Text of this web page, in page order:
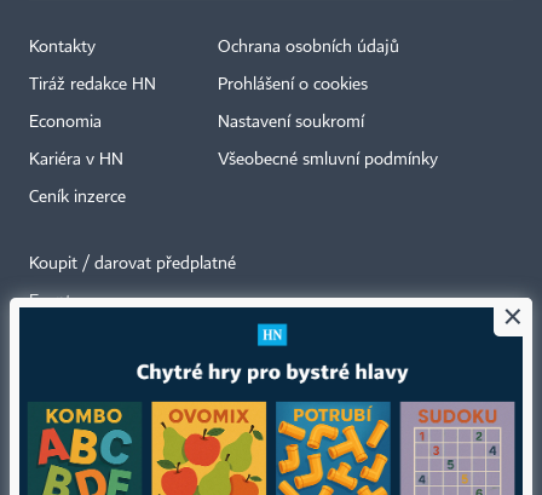
Kontakty
Tiráž redakce HN
Economia
Kariéra v HN
Ceník inzerce
Ochrana osobních údajů
Prohlášení o cookies
Nastavení soukromí
Všeobecné smluvní podmínky
Koupit / darovat předplatné
Eventy
Autorská práva vykonává vydavatel. Bez písemného svolení vydavatele je
zakázáno jakékoli užití částí nebo celku díla, zejména rozmnožování a šíření
×